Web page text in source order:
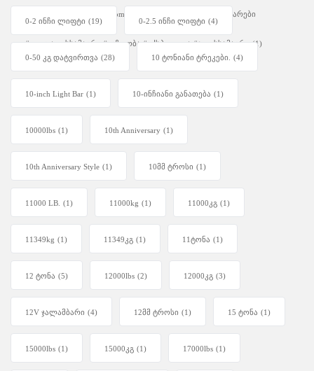
#4WDUnity #OffRoadEquipment #Overlanding #ავტოაქსესუარები
#ფოლადისსამაგრი #უგზოობა #ექსპედიცია #ჯეკისსამაგრი (1)
0-2 ინჩი ლიფტი (19) 0-2.5 ინჩი ლიფტი (4)
0-50 კგ დატვირთვა (28) 10 ტონიანი ტრეკები. (4)
10-inch Light Bar (1) 10-ინჩიანი განათება (1)
10000lbs (1) 10th Anniversary (1)
10th Anniversary Style (1) 10მმ ტროსი (1)
11000 LB. (1) 11000kg (1) 11000კგ (1)
11349kg (1) 11349კგ (1) 11ტონა (1)
12 ტონა (5) 12000lbs (2) 12000კგ (3)
12V ჯალამბარი (4) 12მმ ტროსი (1) 15 ტონა (1)
15000lbs (1) 15000კგ (1) 17000lbs (1)